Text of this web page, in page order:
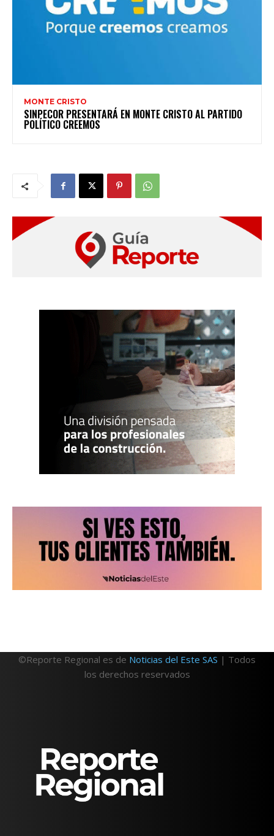
MONTE CRISTO
SINPECOR PRESENTARÁ EN MONTE CRISTO AL PARTIDO
POLÍTICO CREEMOS
©Reporte Regional es de Noticias del Este SAS | Todos
los derechos reservados